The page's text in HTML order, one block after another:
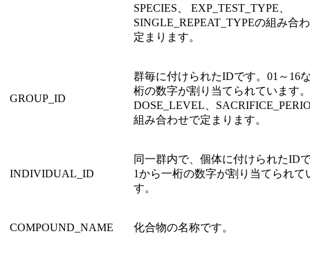
SPECIES、 EXP_TEST_TYPE、
SINGLE_REPEAT_TYPEの組み合
定まります。
GROUP_ID
群毎に付けられたIDです。01～16
桁の数字が割り当てられています
DOSE_LEVEL、
組み合わせで定まります。
INDIVIDUAL_ID
同一群内で、個体に付けられたID
1から一桁の数字が割り当てられて
す。
COMPOUND_NAME 化合物の名称です。